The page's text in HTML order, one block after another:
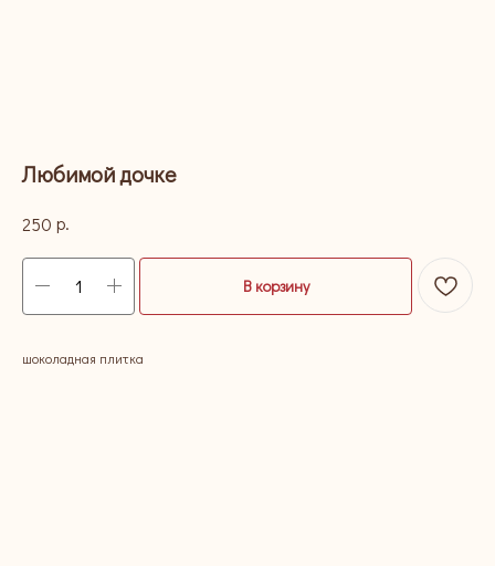
Любимой дочке
250 р.
В корзину
шоколадная плитка